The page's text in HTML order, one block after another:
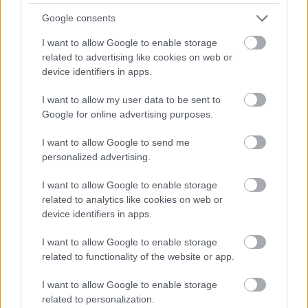
Google consents
I want to allow Google to enable storage
related to advertising like cookies on web or
device identifiers in apps.
I want to allow my user data to be sent to
Google for online advertising purposes.
I want to allow Google to send me
personalized advertising.
I want to allow Google to enable storage
related to analytics like cookies on web or
device identifiers in apps.
I want to allow Google to enable storage
related to functionality of the website or app.
I want to allow Google to enable storage
related to personalization.
Adja meg keresztnevét:
meg e-mail címét:
Megismertem és elfogadom a
GDPR-szabályzatot
Nem szeretne lemaradni semmiről? Csak egy kattintás, és hírlevelünk a
legfrissebb információkkal és exkluzív tartalmakkal hétről hétre
postaládájába érkezik!
beszélt – most elfogadta Magyar Péterék felkérését